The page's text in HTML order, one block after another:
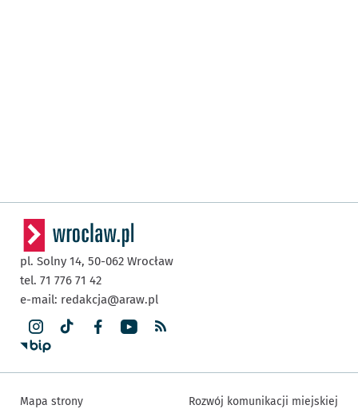
pl. Solny 14, 50-062 Wrocław
tel. 71 776 71 42
e-mail: redakcja@araw.pl
Mapa strony Rozwój komunikacji miejskiej